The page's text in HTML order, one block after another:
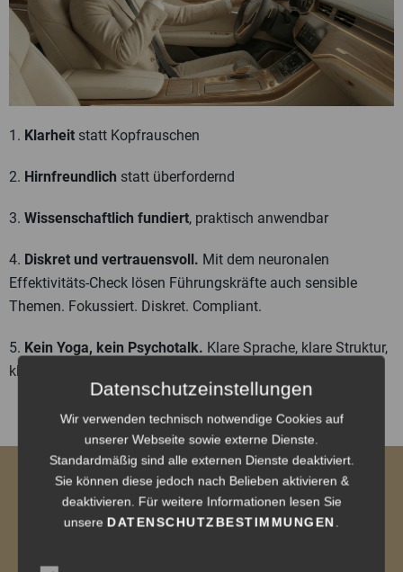
1. Klarheit statt Kopfrauschen
2. Hirnfreundlich statt überfordernd
3. Wissenschaftlich fundiert, praktisch anwendbar
4. Diskret und vertrauensvoll. Mit dem neuronalen
Effektivitäts-Check lösen Führungskräfte auch sensible
Themen. Fokussiert. Diskret. Compliant.
5. Kein Yoga, kein Psychotalk. Klare Sprache, klare Struktur,
klare Ergebnisse
Klarer entscheiden,
Datenschutzeinstellungen
Wir verwenden technisch notwendige Cookies auf
unserer Webseite sowie externe Dienste.
Standardmäßig sind alle externen Dienste deaktiviert.
Sie können diese jedoch nach Belieben aktivieren &
deaktivieren. Für weitere Informationen lesen Sie
unsereDATENSCHUTZBESTIMMUNGEN.